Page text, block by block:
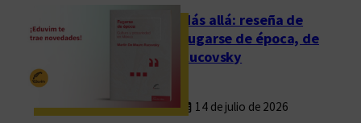
e
Más allá: reseña de
Fugarse de época, de
Rucovsky
14 de julio de 2026